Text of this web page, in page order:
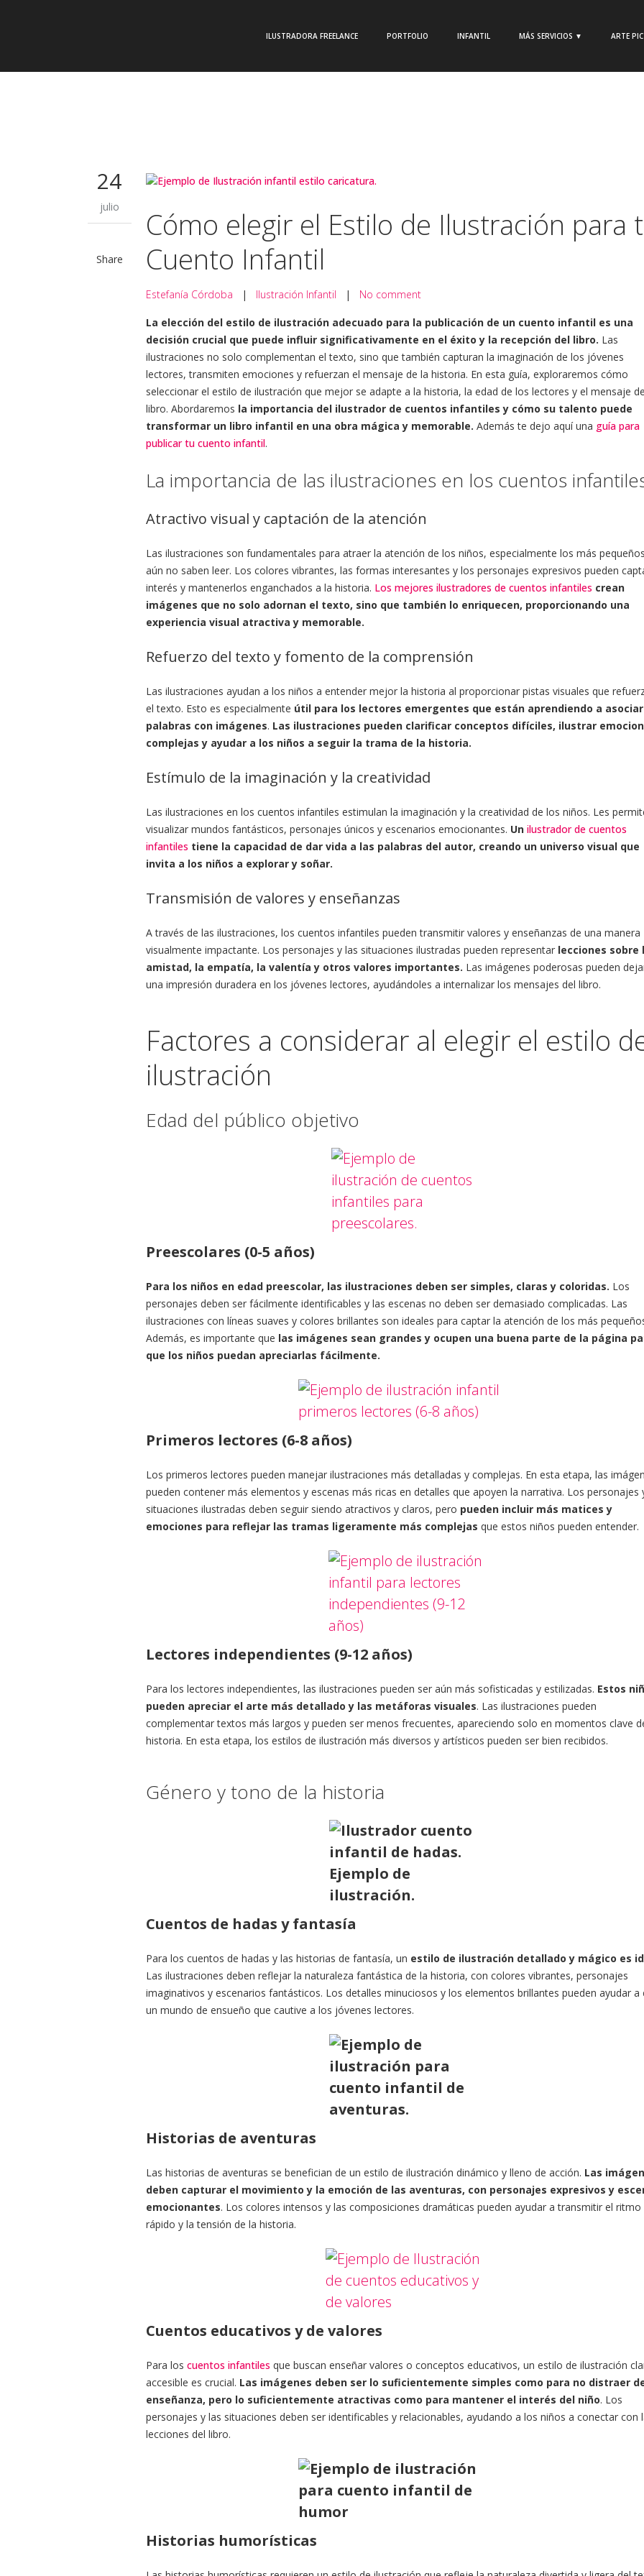
ILUSTRADORA FREELANCE PORTFOLIO INFANTIL MÁS SERVICIOS ▼ ARTE
24
julio
Share
Cómo elegir el Estilo de Ilustración para
Cuento Infantil
Estefanía Córdoba | Ilustración Infantil | No comment
La elección del estilo de ilustración adecuado para la publicación de un cuento infantil es una
decisión crucial que puede influir significativamente en el éxito y la recepción del libro. Las
ilustraciones no solo complementan el texto, sino que también capturan la imaginación de los jóvenes
lectores, transmiten emociones y refuerzan el mensaje de la historia. En esta guía, exploraremos cómo
seleccionar el estilo de ilustración que mejor se adapte a la historia, la edad de los lectores y el mensaje
libro. Abordaremos la importancia del ilustrador de cuentos infantiles y cómo su talento puede
transformar un libro infantil en una obra mágica y memorable. Además te dejo aquí una guía para
publicar tu cuento infantil.
La importancia de las ilustraciones en los cuentos
Atractivo visual y captación de la atención
Las ilustraciones son fundamentales para atraer la atención de los niños, especialmente los más
aún no saben leer. Los colores vibrantes, las formas interesantes y los personajes expresivos pueden
interés y mantenerlos enganchados a la historia. Los mejores ilustradores de cuentos infantiles crean
imágenes que no solo adornan el texto, sino que también lo enriquecen, proporcionando una
experiencia visual atractiva y memorable.
Refuerzo del texto y fomento de la comprensión
Las ilustraciones ayudan a los niños a entender mejor la historia al proporcionar pistas visuales que
el texto. Esto es especialmente útil para los lectores emergentes que están aprendiendo a asociar
palabras con imágenes. Las ilustraciones pueden clarificar conceptos difíciles, ilustrar
complejas y ayudar a los niños a seguir la trama de la historia.
Estímulo de la imaginación y la creatividad
Las ilustraciones en los cuentos infantiles estimulan la imaginación y la creatividad de los niños. Les
visualizar mundos fantásticos, personajes únicos y escenarios emocionantes. Un ilustrador de cuentos
infantiles tiene la capacidad de dar vida a las palabras del autor, creando un universo visual que
invita a los niños a explorar y soñar.
Transmisión de valores y enseñanzas
A través de las ilustraciones, los cuentos infantiles pueden transmitir valores y enseñanzas de una manera
visualmente impactante. Los personajes y las situaciones ilustradas pueden representar lecciones sobre
amistad, la empatía, la valentía y otros valores importantes. Las imágenes poderosas pueden
una impresión duradera en los jóvenes lectores, ayudándoles a internalizar los mensajes del libro.
Factores a considerar al elegir el estilo
ilustración
Edad del público objetivo
Preescolares (0-5 años)
Para los niños en edad preescolar, las ilustraciones deben ser simples, claras y coloridas. Los
personajes deben ser fácilmente identificables y las escenas no deben ser demasiado complicadas. Las
ilustraciones con líneas suaves y colores brillantes son ideales para captar la atención de los más
Además, es importante que las imágenes sean grandes y ocupen una buena parte de la página
que los niños puedan apreciarlas fácilmente.
Primeros lectores (6-8 años)
Los primeros lectores pueden manejar ilustraciones más detalladas y complejas. En esta etapa, las
pueden contener más elementos y escenas más ricas en detalles que apoyen la narrativa. Los personajes
situaciones ilustradas deben seguir siendo atractivos y claros, pero pueden incluir más matices y
emociones para reflejar las tramas ligeramente más complejas que estos niños pueden entender.
Lectores independientes (9-12 años)
Para los lectores independientes, las ilustraciones pueden ser aún más sofisticadas y estilizadas. Estos
pueden apreciar el arte más detallado y las metáforas visuales. Las ilustraciones pueden
complementar textos más largos y pueden ser menos frecuentes, apareciendo solo en momentos clave
historia. En esta etapa, los estilos de ilustración más diversos y artísticos pueden ser bien recibidos.
Género y tono de la historia
Cuentos de hadas y fantasía
Para los cuentos de hadas y las historias de fantasía, un estilo de ilustración detallado y mágico es
Las ilustraciones deben reflejar la naturaleza fantástica de la historia, con colores vibrantes, personajes
imaginativos y escenarios fantásticos. Los detalles minuciosos y los elementos brillantes pueden ayudar a
un mundo de ensueño que cautive a los jóvenes lectores.
Historias de aventuras
Las historias de aventuras se benefician de un estilo de ilustración dinámico y lleno de acción. Las
deben capturar el movimiento y la emoción de las aventuras, con personajes expresivos y
emocionantes. Los colores intensos y las composiciones dramáticas pueden ayudar a transmitir el ritmo
rápido y la tensión de la historia.
Cuentos educativos y de valores
Para los cuentos infantiles que buscan enseñar valores o conceptos educativos, un estilo de ilustración
accesible es crucial. Las imágenes deben ser lo suficientemente simples como para no distraer
enseñanza, pero lo suficientemente atractivas como para mantener el interés del niño. Los
personajes y las situaciones deben ser identificables y relacionables, ayudando a los niños a conectar con
lecciones del libro.
Historias humorísticas